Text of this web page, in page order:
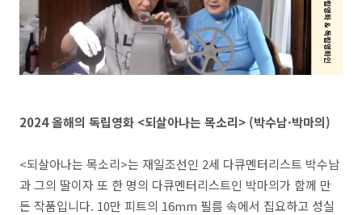
2024 올해의 독립영화 <되살아나는 목소리> (박수남·박마의)
<되살아나는 목소리>는 재일조선인 2세 다큐멘터리스트 박수남
과 그의 딸이자 또 한 명의 다큐멘터리스트인 박마의가 함께 만
든 작품입니다. 10만 피트의 16mm 필름 속에서 집요하고 성실